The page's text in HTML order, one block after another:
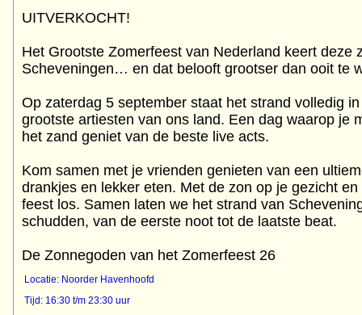
UITVERKOCHT!
Het Grootste Zomerfeest van Nederland keert deze
Scheveningen… en dat belooft grootser dan ooit te
Op zaterdag 5 september staat het strand volledig
grootste artiesten van ons land. Een dag waarop je
het zand geniet van de beste live acts.
Kom samen met je vrienden genieten van een
drankjes en lekker eten. Met de zon op je gezicht
feest los. Samen laten we het strand van
schudden, van de eerste noot tot de laatste beat.
De Zonnegoden van het Zomerfeest 26
Locatie: Noorder Havenhoofd
Tijd: 16:30 t/m 23:30 uur